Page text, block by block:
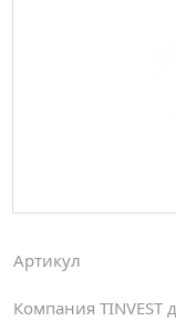
Артикул
Компания TINVEST